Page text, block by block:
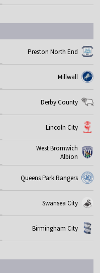
Preston North End
Millwall
Derby County
Lincoln City
West Bromwich
Albion
Queens Park Rangers
Swansea City
Birmingham City